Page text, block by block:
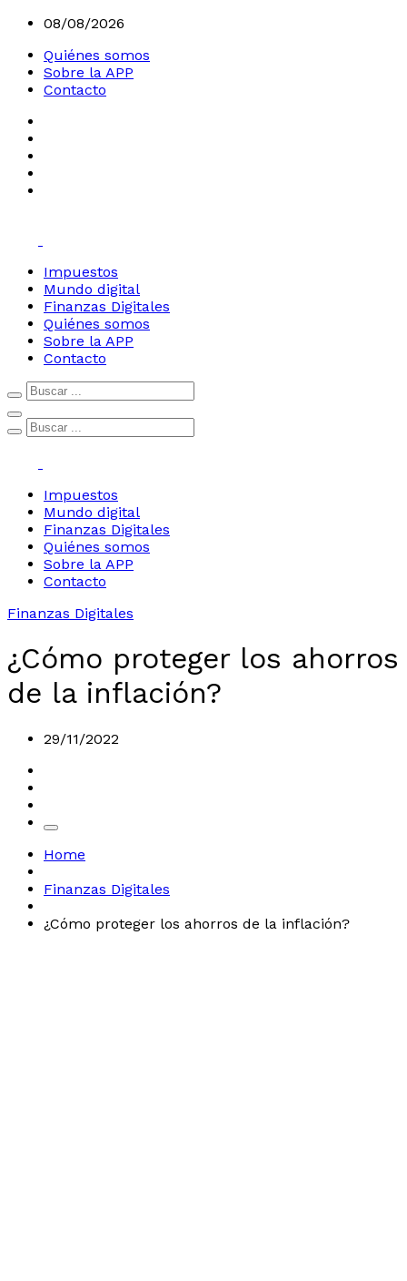
08/08/2026
Quiénes somos
Sobre la APP
Contacto
Impuestos
Mundo digital
Finanzas Digitales
Quiénes somos
Sobre la APP
Contacto
Impuestos
Mundo digital
Finanzas Digitales
Quiénes somos
Sobre la APP
Contacto
Finanzas Digitales
¿Cómo proteger los ahorros
de la inflación?
29/11/2022
Home
Finanzas Digitales
¿Cómo proteger los ahorros de la inflación?